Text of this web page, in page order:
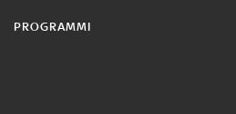
PROGRAMMI